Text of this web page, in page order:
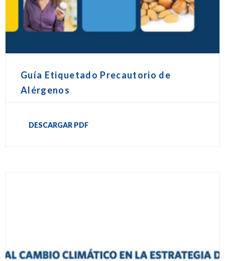
Guía Etiquetado Precautorio de
Alérgenos
DESCARGAR PDF